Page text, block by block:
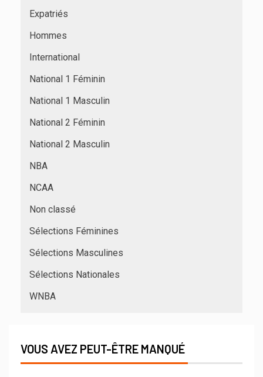
Expatriés
Hommes
International
National 1 Féminin
National 1 Masculin
National 2 Féminin
National 2 Masculin
NBA
NCAA
Non classé
Sélections Féminines
Sélections Masculines
Sélections Nationales
WNBA
VOUS AVEZ PEUT-ÊTRE MANQUÉ